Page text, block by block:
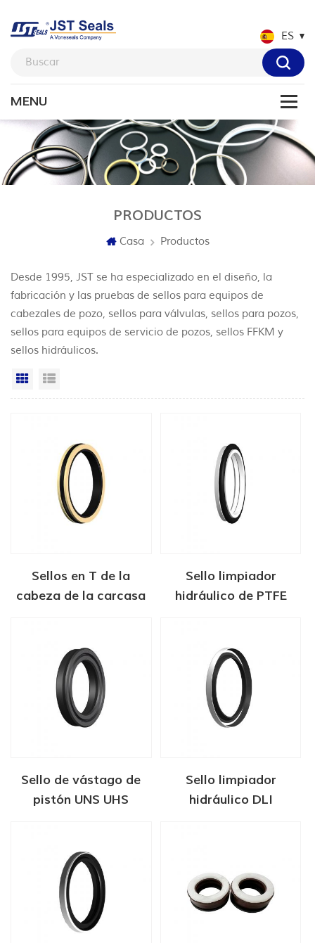
ES
PRODUCTOS
Casa Productos
Desde 1995, JST se ha especializado en el diseño, la
fabricación y las pruebas de sellos para equipos de
cabezales de pozo, sellos para válvulas, sellos para pozos,
sellos para equipos de servicio de pozos, sellos FFKM y
sellos hidráulicos.
Vista en cuadrícula
Sellos en T de la
cabeza de la carcasa
Sello limpiador
hidráulico de PTFE
Sello de vástago de
pistón UNS UHS
Sello limpiador
hidráulico DLI